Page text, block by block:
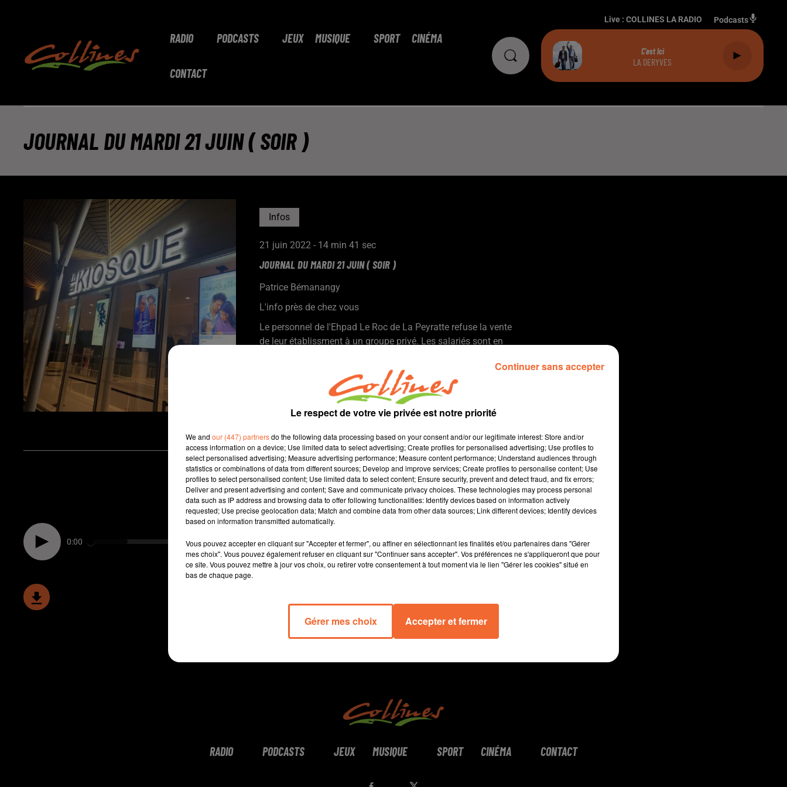
RADIO PODCASTS JEUX MUSIQUE SPORT CINÉMA
CONTACT
Live : COLLINES LA RADIO Podcasts
C'est Ici
LA DERYVES
JOURNAL DU MARDI 21 JUIN ( SOIR )
Infos
21 juin 2022 - 14 min 41 sec
JOURNAL DU MARDI 21 JUIN ( SOIR )
Patrice Bémanangy
L'info près de chez vous
Le personnel de l'Ehpad Le Roc de La Peyratte refuse la vente
de leur établissment à un groupe privé. Les salariés sont en
Les familles du bressuirais vont devoir subir une légère hausse
des tarifs de restauration scolaire à partir de la rentrée
Après un départ en fanfare, la fréquentation du cinéma Le
La fédération des centre socio-culturels vient de faire le tour des
structures du département.
La reprise de l'entrainement ce mardi pour les Chamois sous la
houlette de Sébastien Desabre.
Retour sur la très belle saison pour l'ensemble du club de
l'Avenir 79.
0:00 14 min 41 sec
RADIO PODCASTS JEUX MUSIQUE SPORT CINÉMA CONTACT
Le respect de votre vie privée est notre priorité
We and our (447) partnersdo the following data processing based on your consent and/or our legitimate interest: Store and/or
access information on a device; Use limited data to select advertising; Create profiles for personalised advertising; Use profiles to
select personalised advertising; Measure advertising performance; Measure content performance; Understand audiences through
statistics or combinations of data from different sources; Develop and improve services; Create profiles to personalise content; Use
profiles to select personalised content; Use limited data to select content; Ensure security, prevent and detect fraud, and fix errors;
Deliver and present advertising and content; Save and communicate privacy choices. These technologies may process personal
data such as IP address and browsing data to offer following functionalities: Identify devices based on information actively
requested; Use precise geolocation data; Match and combine data from other data sources; Link different devices; Identify devices
based on information transmitted automatically.
Vous pouvez accepter en cliquant sur "Accepter et fermer", ou affiner en sélectionnant les finalités et/ou partenaires dans "Gérer
mes choix". Vous pouvez également refuser en cliquant sur "Continuer sans accepter". Vos préférences ne s'appliqueront que pour
ce site. Vous pouvez mettre à jour vos choix, ou retirer votre consentement à tout moment via le lien "Gérer les cookies" situé en
bas de chaque page.
Gérer mes choix Accepter et fermer
Continuer sans accepter